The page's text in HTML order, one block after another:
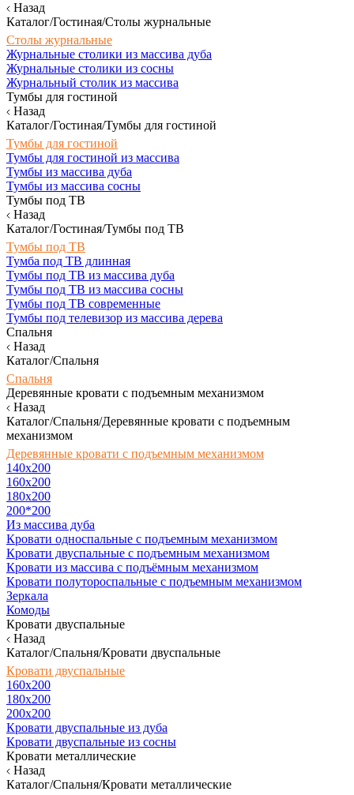
Назад
Каталог/Гостиная/Столы журнальные
Столы журнальные
Журнальные столики из массива дуба
Журнальные столики из сосны
Журнальный столик из массива
Тумбы для гостиной
Назад
Каталог/Гостиная/Тумбы для гостиной
Тумбы для гостиной
Тумбы для гостиной из массива
Тумбы из массива дуба
Тумбы из массива сосны
Тумбы под ТВ
Назад
Каталог/Гостиная/Тумбы под ТВ
Тумбы под ТВ
Тумба под ТВ длинная
Тумбы под ТВ из массива дуба
Тумбы под ТВ из массива сосны
Тумбы под ТВ современные
Тумбы под телевизор из массива дерева
Спальня
Назад
Каталог/Спальня
Спальня
Деревянные кровати с подъемным механизмом
Назад
Каталог/Спальня/Деревянные кровати с подъемным
механизмом
Деревянные кровати с подъемным механизмом
140x200
160х200
180х200
200*200
Из массива дуба
Кровати односпальные с подъемным механизмом
Кровати двуспальные с подъемным механизмом
Кровати из массива с подъёмным механизмом
Кровати полутороспальные с подъемным механизмом
Зеркала
Комоды
Кровати двуспальные
Назад
Каталог/Спальня/Кровати двуспальные
Кровати двуспальные
160х200
180x200
200x200
Кровати двуспальные из дуба
Кровати двуспальные из сосны
Кровати металлические
Назад
Каталог/Спальня/Кровати металлические